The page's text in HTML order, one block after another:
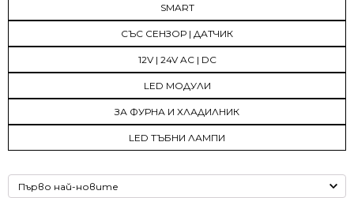
SMART
СЪС СЕНЗОР | ДАТЧИК
12V | 24V AC | DC
LED МОДУЛИ
ЗА ФУРНА И ХЛАДИЛНИК
LED ТЪБНИ ЛАМПИ